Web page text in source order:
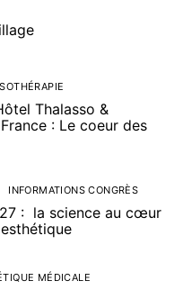
Thalasso &
: Le coeur des
INFORMATIONS CONGRÈS
: la science au cœur
MÉDICALE